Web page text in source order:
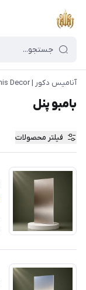
آنامیس دکور | Anamis Decor
بامبو پنل
فیلتر محصولات